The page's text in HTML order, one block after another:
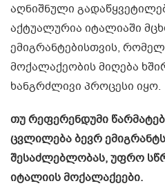
აღნიშნული
აქტუალურია იტალიაში
ემიგრანტებისთვის,
მოქალაქეობის მიღება
ხანგრძლივი პროცესი იყო.
თუ რეფერენდუმი
ცვლილება ბევრ ემიგრანტს
შესაძლებლობას, უფრო
იტალიის მოქალაქეები.